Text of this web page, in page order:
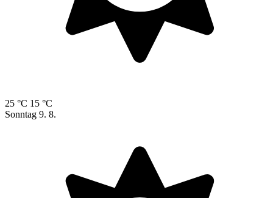
25 °C 15 °C
Sonntag 9. 8.